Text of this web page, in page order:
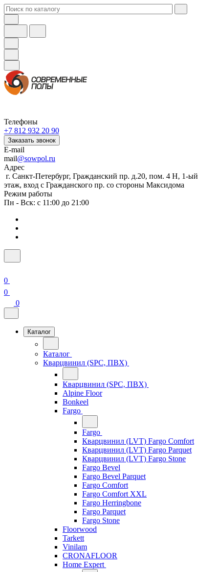
Телефоны
+7 812 932 20 90
Заказать звонок
E-mail
mail@sowpol.ru
Адрес
г. Санкт-Петербург, Гражданский пр. д.20, пом. 4 Н, 1-ый
этаж, вход с Гражданского пр. со стороны Максидома
Режим работы
Пн - Вск: с 11:00 до 21:00
0
0
0
Каталог
Каталог
Кварцвинил (SPC, ПВХ)
Кварцвинил (SPC, ПВХ)
Alpine Floor
Bonkeel
Fargo
Fargo
Кварцвинил (LVT) Fargo Comfort
Кварцвинил (LVT) Fargo Parquet
Кварцвинил (LVT) Fargo Stone
Fargo Bevel
Fargo Bevel Parquet
Fargo Comfort
Fargo Comfort XXL
Fargo Herringbone
Fargo Parquet
Fargo Stone
Floorwood
Tarkett
Vinilam
CRONAFLOOR
Home Expert